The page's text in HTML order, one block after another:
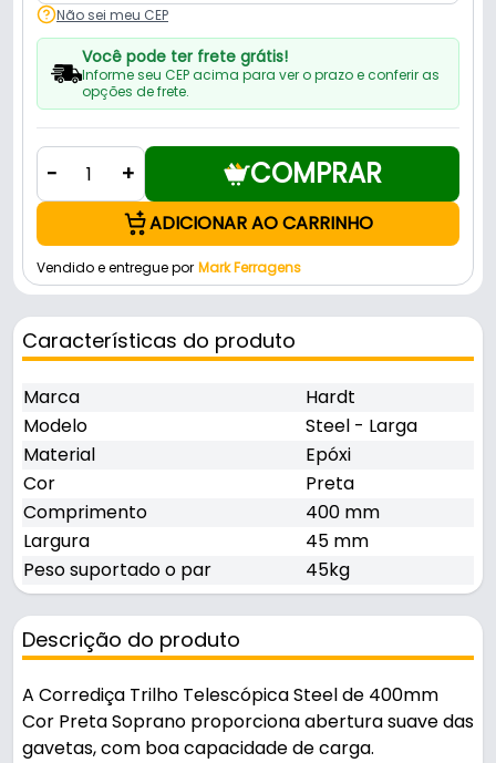
Não sei meu CEP
Você pode ter frete grátis!
Informe seu CEP acima para ver o prazo e conferir as
opções de frete.
- + COMPRAR
ADICIONAR AO CARRINHO
Vendido e entregue por Mark Ferragens
Características do produto
Marca
Hardt
Modelo
Steel - Larga
Material
Epóxi
Cor
Preta
Comprimento
400 mm
Largura
45 mm
Peso suportado o par
45kg
Descrição do produto
A Corrediça Trilho Telescópica Steel de 400mm
Cor Preta Soprano proporciona abertura suave das
gavetas, com boa capacidade de carga.